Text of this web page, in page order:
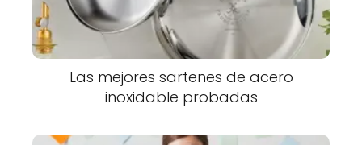
Las mejores sartenes de acero
inoxidable probadas